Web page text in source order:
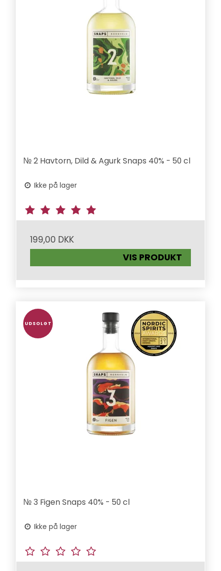
№ 2 Havtorn, Dild & Agurk Snaps 40% - 50 cl
Ikke på lager
199,00 DKK
VIS PRODUKT
UDSOLGT
№ 3 Figen Snaps 40% - 50 cl
Ikke på lager